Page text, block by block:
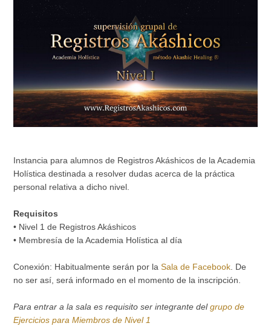
Instancia para alumnos de Registros Akáshicos de la Academia
Holística destinada a resolver dudas acerca de la práctica
personal relativa a dicho nivel.
Requisitos
• Nivel 1 de Registros Akáshicos
• Membresía de la Academia Holística al día
Conexión: Habitualmente serán por laSala de Facebook . De
no ser así, será informado en el momento de la inscripción.
Para entrar a la sala es requisito ser integrante delgrupo de
Ejercicios para Miembros de Nivel 1